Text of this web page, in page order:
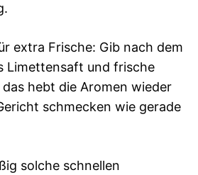
extra Frische: Gib nach dem
Limettensaft und frische
hebt die Aromen wieder
schmecken wie gerade
solche schnellen